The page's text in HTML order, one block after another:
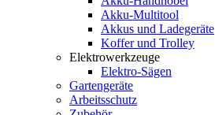
Akku-Multitool
Akkus und Ladegeräte
Koffer und Trolley
Elektrowerkzeuge
Elektro-Sägen
Gartengeräte
Arbeitsschutz